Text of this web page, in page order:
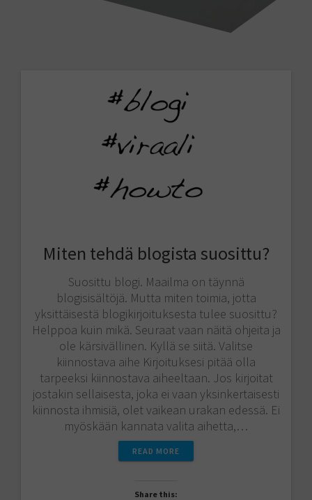
Miten tehdä blogista suosittu?
Suosittu blogi. Maailma on täynnä
blogisisältöjä. Mutta miten toimia, jotta
yksittäisestä blogikirjoituksesta tulee suosittu?
Helppoa kuin mikä. Seuraat vaan näitä ohjeita ja
ole kärsivällinen. Kyllä se siitä. Valitse
kiinnostava aihe Kirjoituksesi pitää olla
tarpeeksi kiinnostava aiheeltaan. Jos kirjoitat
jostakin sellaisesta, joka ei vaan yksinkertaisesti
kiinnosta ihmisiä, olet vaikean urakan edessä. Ei
myöskään kannata valita aihetta,…
READ MORE
Share this: